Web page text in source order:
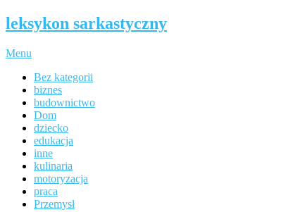
leksykon sarkastyczny
Menu
Bez kategorii
biznes
budownictwo
Dom
dziecko
edukacja
inne
kulinaria
motoryzacja
praca
Przemysł